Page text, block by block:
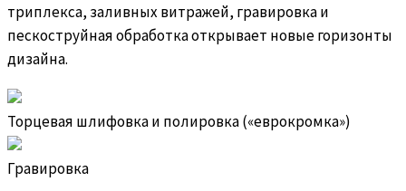
триплекса, заливных витражей, гравировка и
пескоструйная обработка открывает новые горизонты
дизайна.
Торцевая шлифовка и полировка («еврокромка»)
Гравировка